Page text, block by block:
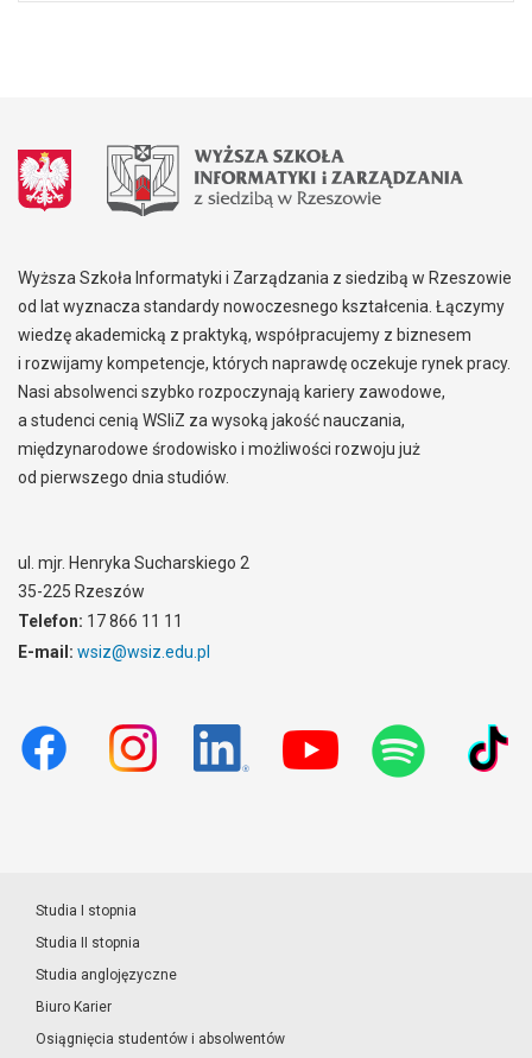
Wyższa Szkoła Informatyki i Zarządzania z siedzibą w Rzeszowie
od lat wyznacza standardy nowoczesnego kształcenia. Łączymy
wiedzę akademicką z praktyką, współpracujemy z biznesem
i rozwijamy kompetencje, których naprawdę oczekuje rynek pracy.
Nasi absolwenci szybko rozpoczynają kariery zawodowe,
a studenci cenią WSIiZ za wysoką jakość nauczania,
międzynarodowe środowisko i możliwości rozwoju już
od pierwszego dnia studiów.
ul. mjr. Henryka Sucharskiego 2
35-225 Rzeszów
Telefon: 17 866 11 11
E-mail: wsiz@wsiz.edu.pl
Studia I stopnia
Studia II stopnia
Studia anglojęzyczne
Biuro Karier
Osiągnięcia studentów i absolwentów